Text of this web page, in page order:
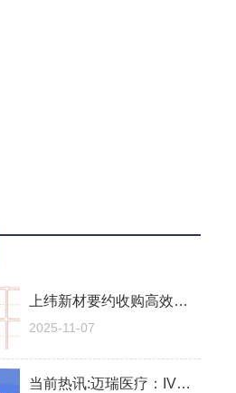
上纬新材要约收购高效落地 人形机器人产业加速崛起 焦点快报
2025-11-07
当前热讯:迈瑞医疗：IVD行业当前仍在经历着量价齐跌影响，短期内很难出现复苏